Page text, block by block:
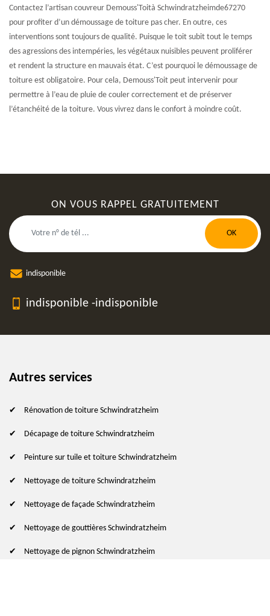
Contactez l’artisan couvreur Demouss'Toità Schwindratzheimde67270
pour profiter d’un démoussage de toiture pas cher. En outre, ces
interventions sont toujours de qualité. Puisque le toit subit tout le temps
des agressions des intempéries, les végétaux nuisibles peuvent proliférer
et rendent la structure en mauvais état. C’est pourquoi le démoussage de
toiture est obligatoire. Pour cela, Demouss'Toit peut intervenir pour
permettre à l’eau de pluie de couler correctement et de préserver
l’étanchéité de la toiture. Vous vivrez dans le confort à moindre coût.
ON VOUS RAPPEL GRATUITEMENT
indisponible
indisponible -indisponible
Autres services
Rénovation de toiture Schwindratzheim
Décapage de toiture Schwindratzheim
Peinture sur tuile et toiture Schwindratzheim
Nettoyage de toiture Schwindratzheim
Nettoyage de façade Schwindratzheim
Nettoyage de gouttières Schwindratzheim
Nettoyage de pignon Schwindratzheim